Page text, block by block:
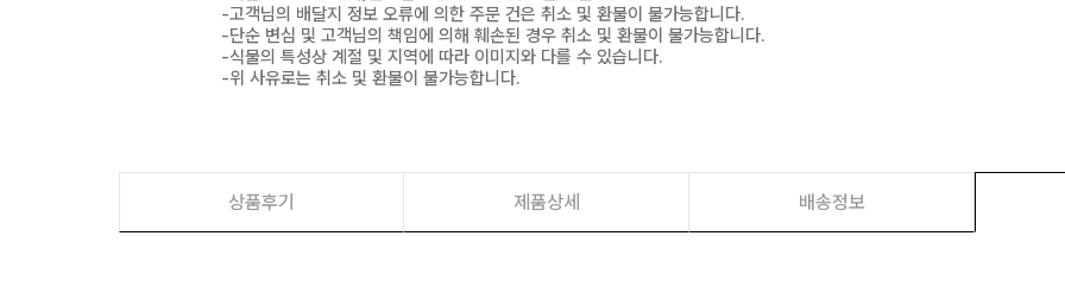
-고객님의 배달지 정보 오류에 의한 주문 건은 취소 및 환불이 불가능합니다.
-단순 변심 및 고객님의 책임에 의해 훼손된 경우 취소 및 환불이 불가능합니다.
-식물의 특성상 계절 및 지역에 따라 이미지와 다를 수 있습니다.
-위 사유로는 취소 및 환불이 불가능합니다.
상품후기 제품상세 배송정보